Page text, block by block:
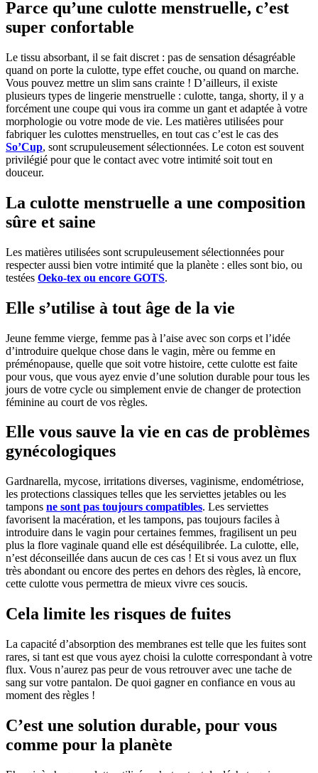
Parce qu’une culotte menstruelle, c’est
super confortable
Le tissu absorbant, il se fait discret : pas de sensation désagréable
quand on porte la culotte, type effet couche, ou quand on marche.
Vous pouvez mettre un slim sans crainte ! D’ailleurs, il existe
plusieurs types de lingerie menstruelle : culotte, tanga, shorty, il y a
forcément une coupe qui vous ira comme un gant et adaptée à votre
morphologie ou votre mode de vie. Les matières utilisées pour
fabriquer les culottes menstruelles, en tout cas c’est le cas des
So’Cup, sont scrupuleusement sélectionnées. Le coton est souvent
privilégié pour que le contact avec votre intimité soit tout en
douceur.
La culotte menstruelle a une composition
sûre et saine
Les matières utilisées sont scrupuleusement sélectionnées pour
respecter aussi bien votre intimité que la planète : elles sont bio, ou
testées Oeko-tex ou encore GOTS.
Elle s’utilise à tout âge de la vie
Jeune femme vierge, femme pas à l’aise avec son corps et l’idée
d’introduire quelque chose dans le vagin, mère ou femme en
préménopause, quelle que soit votre histoire, cette culotte est faite
pour vous, que vous ayez envie d’une solution durable pour tous les
jours de votre cycle ou simplement envie de changer de protection
féminine au court de vos règles.
Elle vous sauve la vie en cas de problèmes
gynécologiques
Gardnarella, mycose, irritations diverses, vaginisme, endométriose,
les protections classiques telles que les serviettes jetables ou les
tampons ne sont pas toujours compatibles. Les serviettes
favorisent la macération, et les tampons, pas toujours faciles à
introduire dans le vagin pour certaines femmes, fragilisent un peu
plus la flore vaginale quand elle est déséquilibrée. La culotte, elle,
n’est déconseillée dans aucun de ces cas ! Et si vous avez un flux
très abondant ou encore des pertes en dehors des règles, là encore,
cette culotte vous permettra de mieux vivre ces soucis.
Cela limite les risques de fuites
La capacité d’absorption des membranes est telle que les fuites sont
rares, si tant est que vous ayez choisi la culotte correspondant à votre
flux. Vous n’aurez pas peur de vous retrouver avec une tache de
sang sur votre pantalon. De quoi gagner en confiance en vous au
moment des règles !
C’est une solution durable, pour vous
comme pour la planète